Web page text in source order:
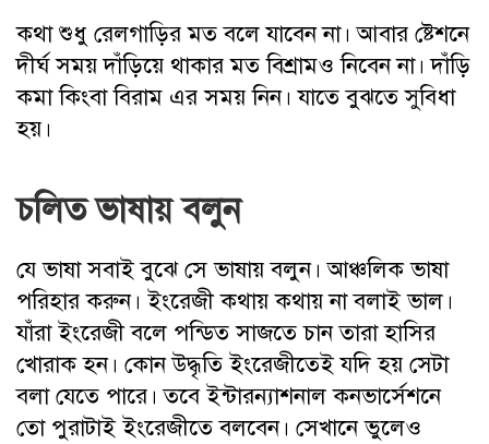
কথা শুধু রেলগাড়ির মত বলে যাবেন না। আবার ষ্টেশনে
দীর্ঘ সময় দাঁড়িয়ে থাকার মত বিশ্রামও নিবেন না। দাঁড়ি
কমা কিংবা বিরাম এর সময় নিন। যাতে বুঝতে সুবিধা
হয়।
চলিত ভাষায় বলুন
যে ভাষা সবাই বুঝে সে ভাষায় বলুন। আঞ্চলিক ভাষা
পরিহার করুন। ইংরেজী কথায় কথায় না বলাই ভাল।
যাঁরা ইংরেজী বলে পন্ডিত সাজতে চান তারা হাসির
খোরাক হন। কোন উদ্ধৃতি ইংরেজীতেই যদি হয় সেটা
বলা যেতে পারে। তবে ইন্টারন্যাশনাল কনভার্সেশনে
তো পুরাটাই ইংরেজীতে বলবেন। সেখানে ভুলেও